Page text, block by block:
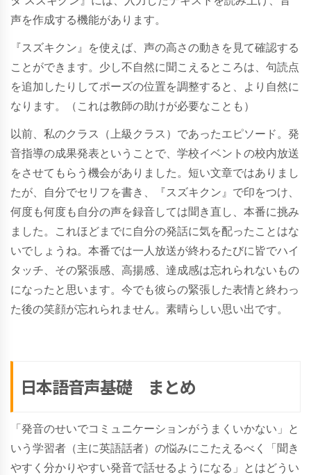
声を作成する機能があります。
『スズキクン』を使えば、声の高さの動きを見て確認する
ことができます。少し不自然に聞こえるところは、句読点
を追加したりしてポーズの位置を調整すると、より自然に
なります。（これは教師の助けが必要なことも）
以前、私のクラス（上級クラス）であったエピソード。発
音指導の成果発表ということで、学校イベントの校内放送
をさせてもらう機会がありました。短い文章ではありまし
たが、自分でセリフを書き、『スズキクン』で印をつけ、
何度も何度も自分の声を録音しては聞き直し、本番に挑み
ました。これほどまでに自分の発話に気を配ったことはな
いでしょうね。本番では一人放送が終わるたびに皆でハイ
タッチ、その緊張感、高揚感、達成感は忘れられないもの
になったと思います。今でも彼らの緊張した表情と終わっ
た後の笑顔が忘れられません。素晴らしい思い出です。
日本語音声基礎 まとめ
「発音のせいでコミュニケーションがうまくいかない」と
いう学習者（主に英語話者）の悩みにこたえるべく「聞き
やすく分かりやすい発音で話せるようになる」とはどうい